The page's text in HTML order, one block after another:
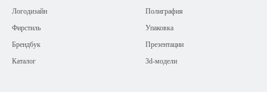
Логодизайн
Фирстиль
Брендбук
Каталог
Полиграфия
Упаковка
Презентации
3d-модели